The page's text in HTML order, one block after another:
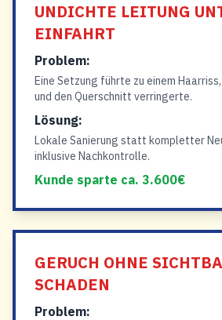
UNDICHTE LEITUNG
EINFAHRT
Problem:
Eine Setzung führte zu einem
und den Querschnitt verringerte.
Lösung:
Lokale Sanierung statt kompletter
inklusive Nachkontrolle.
Kunde sparte ca. 3.600€
GERUCH OHNE
SCHADEN
Problem: